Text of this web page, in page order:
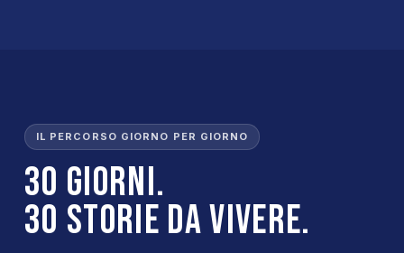
IL PERCORSO GIORNO PER GIORNO
30 giorni.
30 storie da vivere.